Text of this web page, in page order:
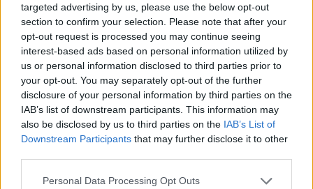
targeted advertising by us, please use the below opt-out
section to confirm your selection. Please note that after your
opt-out request is processed you may continue seeing
interest-based ads based on personal information utilized by
us or personal information disclosed to third parties prior to
your opt-out. You may separately opt-out of the further
disclosure of your personal information by third parties on the
IAB’s list of downstream participants. This information may
also be disclosed by us to third parties on the IAB’s List of
Downstream Participants that may further disclose it to other
Personal Data Processing Opt Outs
Reakce na příspěvek#48
a AC moc zkušeností nemám... byť načteno mám...
nechci to vyvolávat násilně, když to přijde tak to přijde..
stalo se mi to zatím jen dvakrát a bylo to zajímavé
Přihlásit se a odpovědět
Smazaný Předmět: RE: RE: RE: RE: RE: